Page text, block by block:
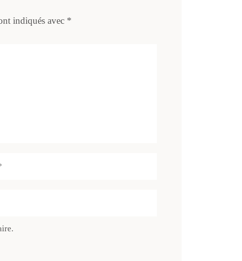
indiqués avec *